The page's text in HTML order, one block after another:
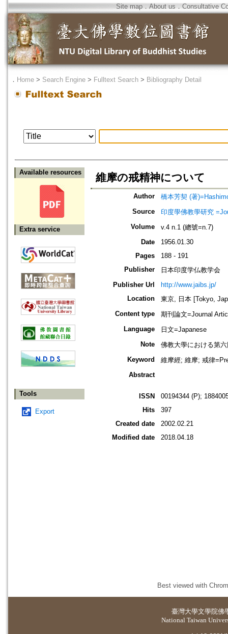
Site map．About us ． Consultative
． Home > Search Engine > Fulltext Search > Bibliography Detail
Available resources
Extra service
Tools
Export
維摩の戒精神について
Author
橋本芳契 (著
Source
印度學佛教學研究
Volume
v.4 n.1 (總號=n.7)
Date
1956.01.30
Pages
188 - 191
Publisher
日本印度学仏教学会
Publisher Url
http://www.jaibs.jp/
Location
東京, 日本 [Tokyo,
Content type
期刊論文=Journal
Language
日文=Japanese
Note
佛教大學における第
Keyword
維摩經; 維摩; 戒律
Abstract
ISSN
00194344 (P);
Hits
397
Created date
2002.02.21
Modified date
2018.04.18
Best viewed with
臺灣大學文學院佛
National Taiwan